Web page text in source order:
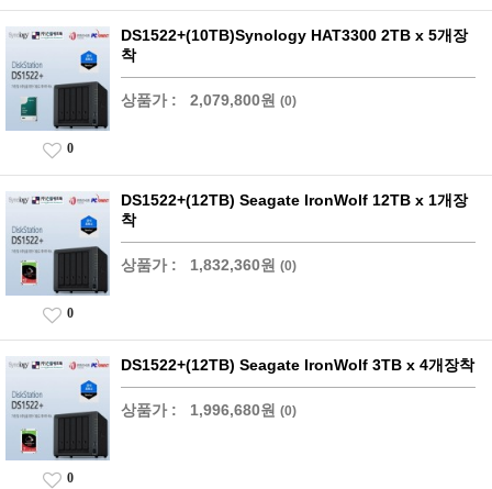
DS1522+(10TB)Synology HAT3300 2TB x 5개장
착
상품가 : 2,079,800원 (0)
0
DS1522+(12TB) Seagate IronWolf 12TB x 1개장
착
상품가 : 1,832,360원 (0)
0
DS1522+(12TB) Seagate IronWolf 3TB x 4개장착
상품가 : 1,996,680원 (0)
0